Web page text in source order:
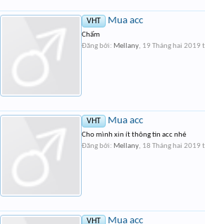
VHT Mua acc
Chấm
Đăng bởi: Mellany, 19 Tháng hai 2019
VHT Mua acc
Cho mình xin ít thông tin acc nhé
Đăng bởi: Mellany, 18 Tháng hai 2019
VHT Mua acc